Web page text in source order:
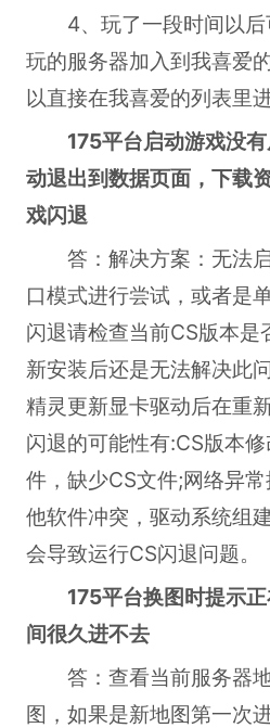
4、玩了一段时间以后
玩的服务器加入到我喜爱
以直接在我喜爱的列表里
175平台启动游戏没
动退出到数据页面，下载
戏闪退
答：解决方案：无法启
口模式进行尝试，或者是
闪退请检查当前CS版本是
新安装后还是无法解决此
精灵更新显卡驱动后在重
闪退的可能性有:CS版本
件，缺少CS文件;网络异
他软件冲突，驱动系统组
会导致运行CS闪退问题。
175平台换图时提示
间很久进不去
答：查看当前服务器地
图，如果是新地图第一次